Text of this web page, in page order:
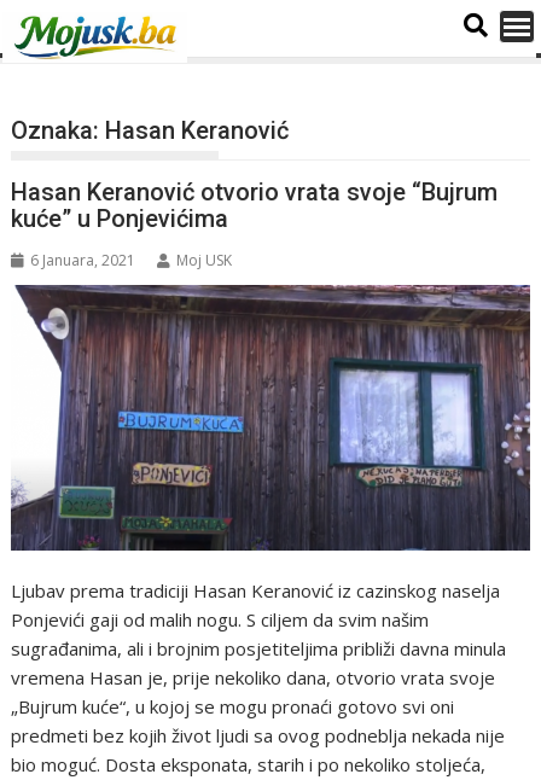
Oznaka: Hasan Keranović
Hasan Keranović otvorio vrata svoje “Bujrum
kuće” u Ponjevićima
6 Januara, 2021 Moj USK
Ljubav prema tradiciji Hasan Keranović iz cazinskog naselja
Ponjevići gaji od malih nogu. S ciljem da svim našim
sugrađanima, ali i brojnim posjetiteljima približi davna minula
vremena Hasan je, prije nekoliko dana, otvorio vrata svoje
„Bujrum kuće“, u kojoj se mogu pronaći gotovo svi oni
predmeti bez kojih život ljudi sa ovog podneblja nekada nije
bio moguć. Dosta eksponata, starih i po nekoliko stoljeća,